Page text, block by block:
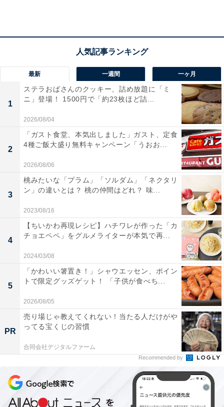
肉だく（牛小鉢）
また、「肉だく牛カレー」と「肉だく牛ハヤシライス」
は、いずれも通常価格679円（税込）のところ、92円引
最新 一週間 一ヶ月
1
ステラおばさんのクッキー、詰め放題に「ミ
ニ」登場！ 1500円で「約23枚ほど詰...
2026/08/04
2
「ガスト食堂、本気出しました」ガスト、定食
4種ご飯大盛り無料キャンペーン「うおお...
2026/08/06
3
桃みたいな「プラム」「ソルダム」「ネクタリ
ン」の違いとは？ 桃の仲間はどれ？ 味...
2023/08/16
4
【ちいかわ再現レシピ】ハチワレが作った「カ
チョエペペ」をグルメライターが本気で再...
2024/03/08
5
「かわいい箸置き！」シャウエッセン、ポイン
トで限定グッズゲット！ 「子供が食べち...
2026/08/05
PR
売り場じゃ教えてくれない！当たる人だけがや
ってる宝くじの習慣
合同会社デジタルファーム
Recommended by